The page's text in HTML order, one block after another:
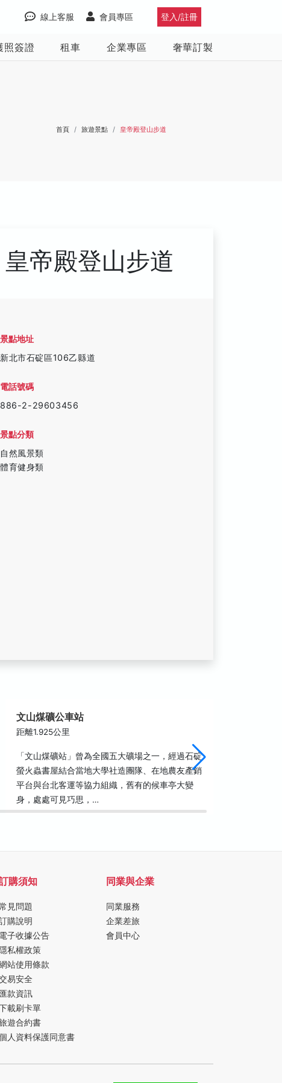
登入/註冊
會員專區
線上客服
照簽證 租車 企業專區 奢華訂製
首頁 旅遊景點 皇帝殿登山步道
皇帝殿登山步道
景點地址
新北市石碇區106乙縣道
電話號碼
886-2-29603456
景點分類
自然風景類
體育健身類
文山煤礦公車站
距離1.925公里
「文山煤礦站」曾為全國五大礦場之一，經過石碇
螢火蟲書屋結合當地大學社造團隊、在地農友產銷
平台與台北客運等協力組織，舊有的候車亭大變
身，處處可見巧思，…
購須知
見問題
購說明
電子收據公告
隱私權政策
站使用條款
易安全
匯款資訊
載刷卡單
遊合約書
人資料保護同意書
同業與企業
同業服務
企業差旅
會員中心